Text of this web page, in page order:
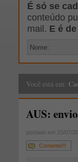
É só se
conteúdo
mail. E é
Você está em:
AUS:
postado em 23/07/
Comente!!!